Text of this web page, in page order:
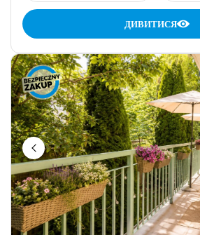
ДИВИТИСЯ